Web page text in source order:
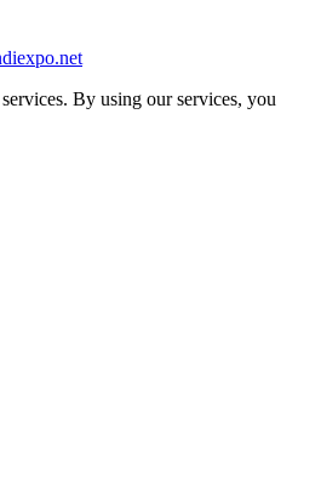
By using our services, you